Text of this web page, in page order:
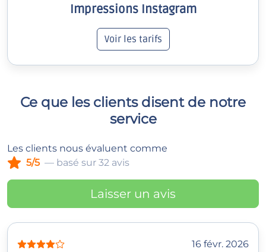
Impressions Instagram
Voir les tarifs
Ce que les clients disent de notre
service
Les clients nous évaluent comme
5/5 — basé sur 32 avis
Laisser un avis
16 févr. 2026